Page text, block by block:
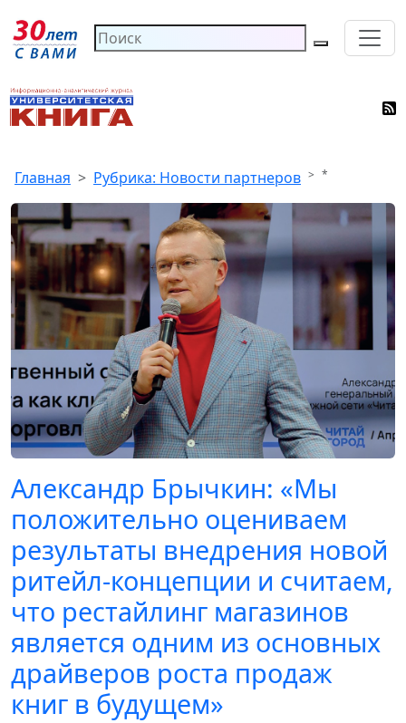
Главная Рубрика: Новости партнеров *
Александр Брычкин: «Мы
положительно оцениваем
результаты внедрения новой
ритейл-концепции и считаем,
что рестайлинг магазинов
является одним из основных
драйверов роста продаж
книг в будущем»